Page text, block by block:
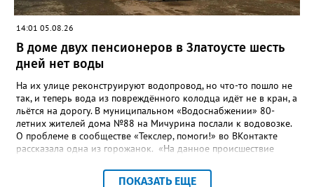
14:01 05.08.26
В доме двух пенсионеров в Златоусте шесть
дней нет воды
На их улице реконструируют водопровод, но что-то пошло не
так, и теперь вода из повреждённого колодца идёт не в кран, а
льётся на дорогу. В муниципальном «Водоснабжении» 80-
летних жителей дома №88 на Мичурина послали к водовозке.
О проблеме в сообществе «Текслер, помоги!» во ВКонтакте
рассказала одна из горожанок. «На данное происшествие
гл.инженера Шепелева А.Н. из обслуживающей организации
ПОКАЗАТЬ ЕЩЕ